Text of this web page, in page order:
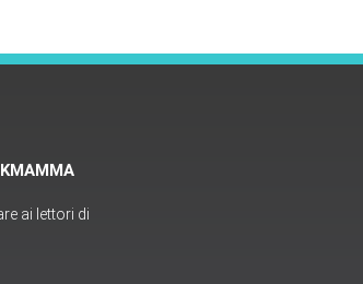
ai lettori di